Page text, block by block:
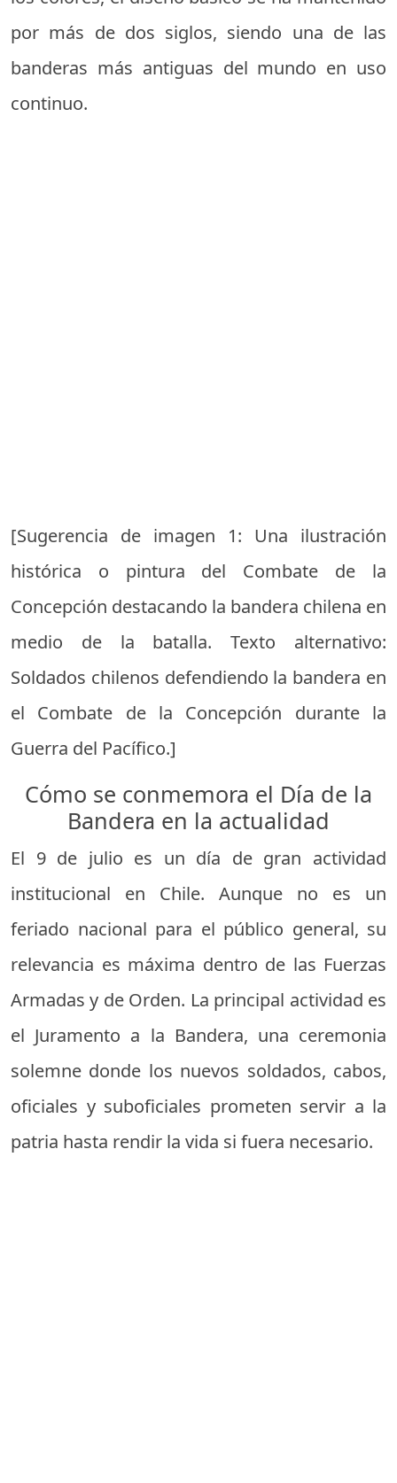
por más de dos siglos, siendo una de las
banderas más antiguas del mundo en uso
continuo.
[Sugerencia de imagen 1: Una ilustración
histórica o pintura del Combate de la
Concepción destacando la bandera chilena en
medio de la batalla. Texto alternativo:
Soldados chilenos defendiendo la bandera en
el Combate de la Concepción durante la
Guerra del Pacífico.]
Cómo se conmemora el Día de la
Bandera en la actualidad
El 9 de julio es un día de gran actividad
institucional en Chile. Aunque no es un
feriado nacional para el público general, su
relevancia es máxima dentro de las Fuerzas
Armadas y de Orden. La principal actividad es
el Juramento a la Bandera, una ceremonia
solemne donde los nuevos soldados, cabos,
oficiales y suboficiales prometen servir a la
patria hasta rendir la vida si fuera necesario.